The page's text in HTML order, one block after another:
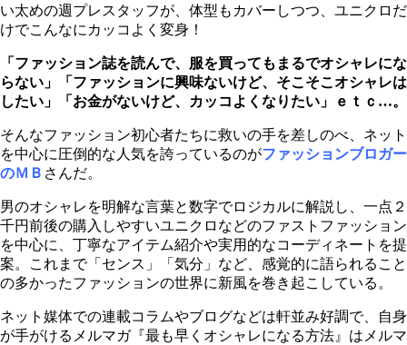
い太めの週プレスタッフが、体型もカバーしつつ、ユニクロだ
けでこんなにカッコよく変身！
「ファッション誌を読んで、服を買ってもまるでオシャレにな
らない」「ファッションに興味ないけど、そこそこオシャレは
したい」「お金がないけど、カッコよくなりたい」ｅｔｃ…。
そんなファッション初心者たちに救いの手を差しのべ、ネット
を中心に圧倒的な人気を誇っているのがファッションブロガー
のＭＢ さんだ。
男のオシャレを明解な言葉と数字でロジカルに解説し、一点２
千円前後の購入しやすいユニクロなどのファストファッション
を中心に、丁寧なアイテム紹介や実用的なコーディネートを提
案。これまで「センス」「気分」など、感覚的に語られること
の多かったファッションの世界に新風を巻き起こしている。
ネット媒体での連載コラムやブログなどは軒並み好調で、自身
が手がけるメルマガ『最も早くオシャレになる方法』はメルマ